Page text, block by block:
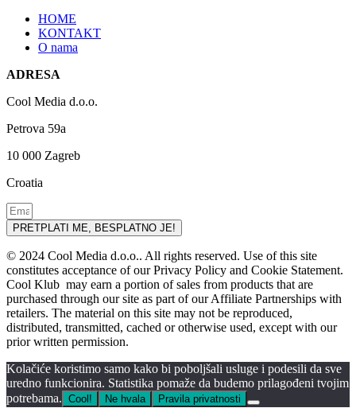
HOME
KONTAKT
O nama
ADRESA
Cool Media d.o.o.
Petrova 59a
10 000 Zagreb
Croatia
PRETPLATI ME, BESPLATNO JE!
© 2024 Cool Media d.o.o.. All rights reserved. Use of this site
constitutes acceptance of our Privacy Policy and Cookie Statement.
Cool Klub may earn a portion of sales from products that are
purchased through our site as part of our Affiliate Partnerships with
retailers. The material on this site may not be reproduced,
distributed, transmitted, cached or otherwise used, except with our
prior written permission.
Kolačiće koristimo samo kako bi poboljšali usluge i podesili da sve
uredno funkcionira. Statistika pomaže da budemo prilagođeni tvojim
potrebama. Cool! Ne hvala Pravila privatnosti